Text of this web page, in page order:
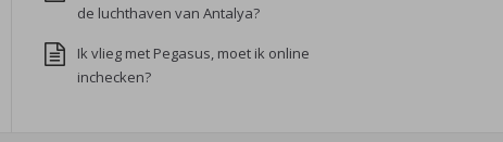
de luchthaven van Antalya?
Ik vlieg met Pegasus, moet ik online
inchecken?